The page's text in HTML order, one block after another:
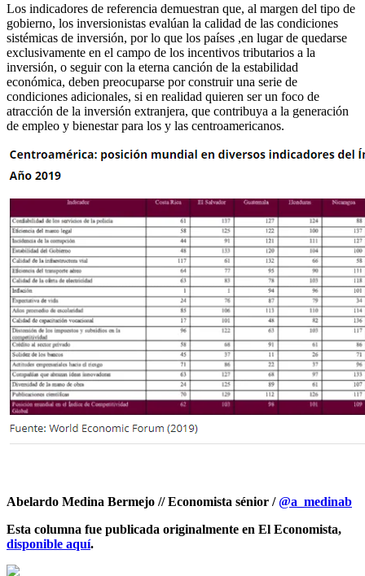
Los indicadores de referencia demuestran que, al margen del tipo de
gobierno, los inversionistas evalúan la calidad de las condiciones
sistémicas de inversión, por lo que los países ,en lugar de quedarse
exclusivamente en el campo de los incentivos tributarios a la
inversión, o seguir con la eterna canción de la estabilidad
económica, deben preocuparse por construir una serie de
condiciones adicionales, si en realidad quieren ser un foco de
atracción de la inversión extranjera, que contribuya a la generación
de empleo y bienestar para los y las centroamericanos.
Abelardo Medina Bermejo // Economista sénior /@a_medinab
Esta columna fue publicada originalmente en El Economista,
disponible aquí.